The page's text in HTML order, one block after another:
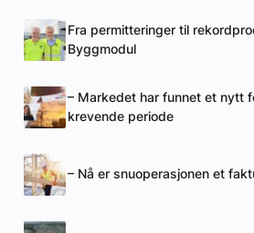
Fra permitteringer til
Byggmodul
– Markedet har funnet et nytt
krevende periode
– Nå er snuoperasjonen et